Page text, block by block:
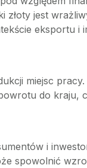
złoty jest
eksportu i
miejsc
do kraju,
i
spowolnić